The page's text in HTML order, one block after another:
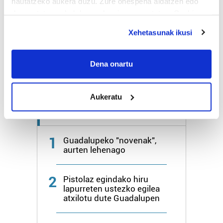
If you allow, we would also like to:
Collect information about your geographical
meters
Identify your device by actively scanning it for
specific characteristics (fingerprinting)
Find out more about how your personal data is processed
and set your preferences in the
details section
teknologia erabiliz, cookieak adibidez, iragarki eta eduki
pertsonalizatuak eskaintzeko, iragarkiak eta edukia
Xehetasunak ikusi
Dena onartu
Aukeratu
Bihar 25º 17º
Azken 7 egunetako irakurrienak
1
Guadalupeko "novenak",
aurten lehenago
2
Pistolaz egindako hiru
lapurreten ustezko egilea
atxilotu dute Guadalupen